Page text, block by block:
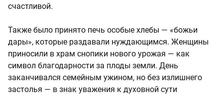
счастливой.
Также было принято печь особые хлебы — «божьи
дары», которые раздавали нуждающимся. Женщины
приносили в храм снопики нового урожая — как
символ благодарности за плоды земли. День
заканчивался семейным ужином, но без излишнего
застолья — в знак уважения к духовной сути